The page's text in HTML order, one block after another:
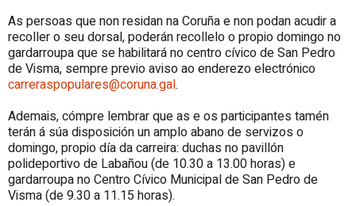
As persoas que non residan na Coruña e non podan acudir a
recoller o seu dorsal, poderán recollelo o propio domingo no
gardarroupa que se habilitará no centro cívico de San Pedro
de Visma, sempre previo aviso ao enderezo electrónico
carreraspopulares@coruna.gal.
Ademais, cómpre lembrar que as e os participantes tamén
terán á súa disposición un amplo abano de servizos o
domingo, propio día da carreira: duchas no pavillón
polideportivo de Labañou (de 10.30 a 13.00 horas) e
gardarroupa no Centro Cívico Municipal de San Pedro de
Visma (de 9.30 a 11.15 horas).